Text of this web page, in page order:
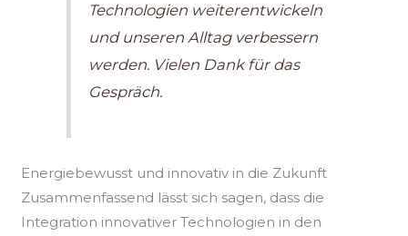
Technologien weiterentwickeln
und unseren Alltag verbessern
werden. Vielen Dank für das
Gespräch.
Energiebewusst und innovativ in die Zukunft
Zusammenfassend lässt sich sagen, dass die
Integration innovativer Technologien in den